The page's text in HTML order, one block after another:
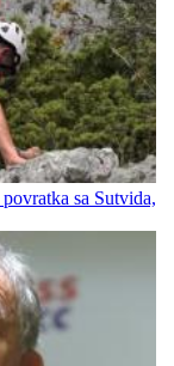
sa Sutvida,